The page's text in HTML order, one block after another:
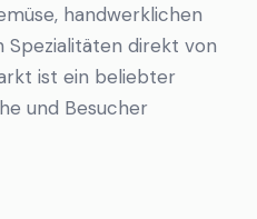
handwerklichen
Spezialitäten direkt von
ist ein beliebter
und Besucher